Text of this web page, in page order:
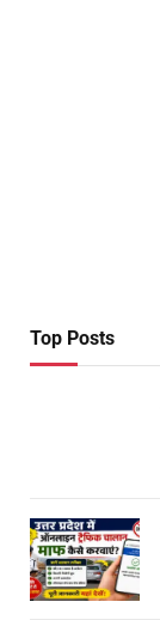
Top Posts